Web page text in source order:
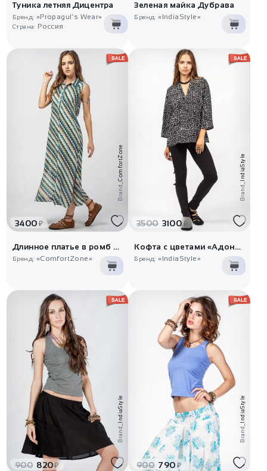
Туника летняя Дицентра
Бренд: «Propagul's Wear»
Страна: Россия
Зеленая майка Дубрава
Бренд: «IndiaStyle»
Brand_
ComfortZone
3400 ₽
Длинное платье в ромб Махасим
Бренд: «ComfortZone»
Brand_
IndiaStyle
3500 3100₽
Кофта с цветами «Адонара»
Бренд: «IndiaStyle»
Brand_
IndiaStyle
900 820₽
Brand_
IndiaStyle
900 790 ₽